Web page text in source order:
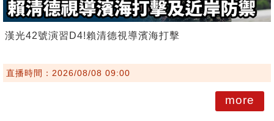
漢光42號演習D4!賴清德視導濱海打擊
直播時間：2026/08/08 09:00
more